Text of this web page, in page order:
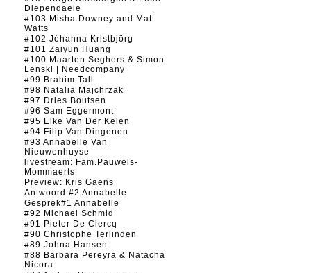
Diependaele
#103 Misha Downey and Matt
Watts
#102 Jóhanna Kristbjörg
#101 Zaiyun Huang
#100 Maarten Seghers & Simon
Lenski | Needcompany
#99 Brahim Tall
#98 Natalia Majchrzak
#97 Dries Boutsen
#96 Sam Eggermont
#95 Elke Van Der Kelen
#94 Filip Van Dingenen
#93 Annabelle Van
Nieuwenhuyse
livestream: Fam.Pauwels-
Mommaerts
Preview: Kris Gaens
Antwoord #2 Annabelle
Gesprek#1 Annabelle
#92 Michael Schmid
#91 Pieter De Clercq
#90 Christophe Terlinden
#89 Johna Hansen
#88 Barbara Pereyra & Natacha
Nicora